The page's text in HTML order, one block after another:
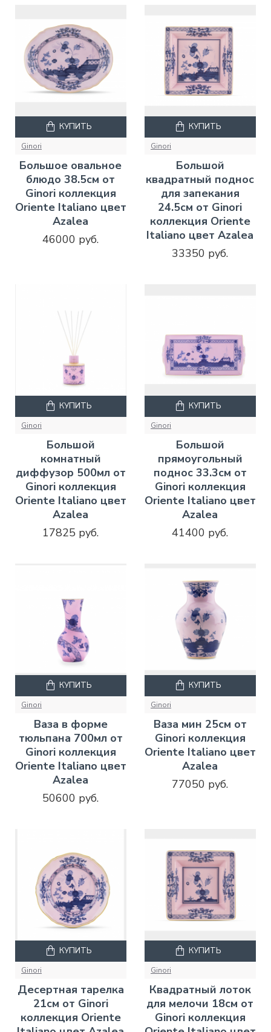
Ginori
Большое овальное
блюдо 38.5см от
Ginori коллекция
Oriente Italiano цвет
Azalea
46000 руб.
КУПИТЬ
Ginori
Большой
квадратный поднос
для запекания
24.5см от Ginori
коллекция Oriente
Italiano цвет Azalea
33350 руб.
КУПИТЬ
Ginori
Большой
комнатный
диффузор 500мл от
Ginori коллекция
Oriente Italiano цвет
Azalea
17825 руб.
КУПИТЬ
Ginori
Большой
прямоугольный
поднос 33.3см от
Ginori коллекция
Oriente Italiano цвет
Azalea
41400 руб.
КУПИТЬ
Ginori
Ваза в форме
тюльпана 700мл от
Ginori коллекция
Oriente Italiano цвет
Azalea
50600 руб.
КУПИТЬ
Ginori
Ваза мин 25см от
Ginori коллекция
Oriente Italiano цвет
Azalea
77050 руб.
КУПИТЬ
Ginori
Десертная тарелка
21см от Ginori
коллекция Oriente
КУПИТЬ
Ginori
Квадратный лоток
для мелочи 18см от
Ginori коллекция
КУПИТЬ